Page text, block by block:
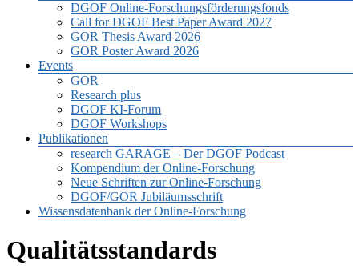
DGOF Online-Forschungsförderungsfonds
Call for DGOF Best Paper Award 2027
GOR Thesis Award 2026
GOR Poster Award 2026
Events
GOR
Research plus
DGOF KI-Forum
DGOF Workshops
Publikationen
research GARAGE – Der DGOF Podcast
Kompendium der Online-Forschung
Neue Schriften zur Online-Forschung
DGOF/GOR Jubiläumsschrift
Wissensdatenbank der Online-Forschung
Qualitätsstandards